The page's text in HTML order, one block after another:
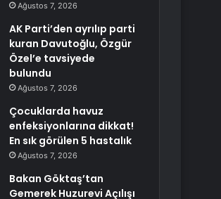
Ağustos 7, 2026
AK Parti’den ayrılıp parti
kuran Davutoğlu, Özgür
Özel’e tavsiyede
bulundu
Ağustos 7, 2026
Çocuklarda havuz
enfeksiyonlarına dikkat!
En sık görülen 5 hastalık
Ağustos 7, 2026
Bakan Göktaş’tan
Gemerek Huzurevi Açılışı